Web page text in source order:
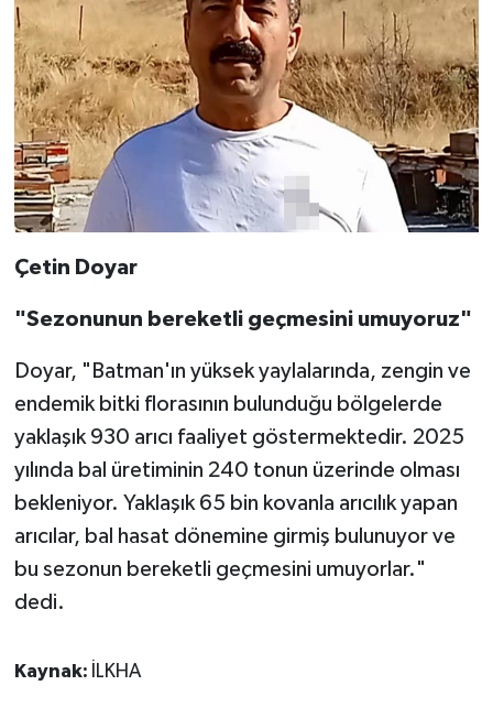
Çetin Doyar
"Sezonunun bereketli geçmesini umuyoruz"
Doyar, "Batman'ın yüksek yaylalarında, zengin ve
endemik bitki florasının bulunduğu bölgelerde
yaklaşık 930 arıcı faaliyet göstermektedir. 2025
yılında bal üretiminin 240 tonun üzerinde olması
bekleniyor. Yaklaşık 65 bin kovanla arıcılık yapan
arıcılar, bal hasat dönemine girmiş bulunuyor ve
bu sezonun bereketli geçmesini umuyorlar."
dedi.
Kaynak: İLKHA